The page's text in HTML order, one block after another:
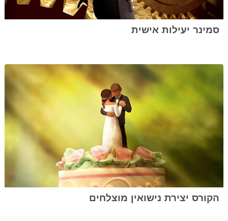
סמינר יעילות אישית
הקורס יצירת נישואין מוצלחים